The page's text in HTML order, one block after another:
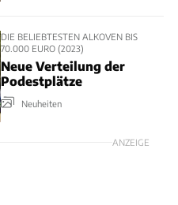
DIE BELIEBTESTEN ALKOVEN BIS
70.000 EURO (2023)
Neue Verteilung der
Podestplätze
Neuheiten
ANZEIGE